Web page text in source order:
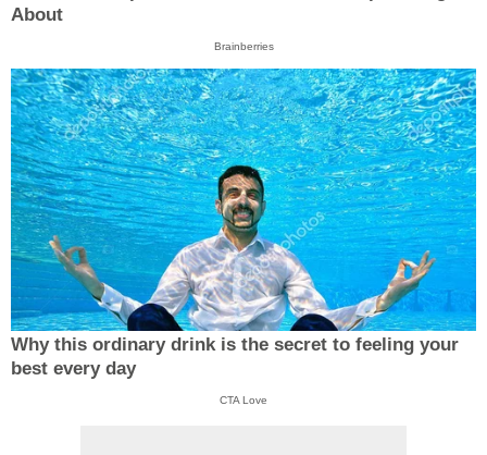
About
Brainberries
Why this ordinary drink is the secret to feeling your
best every day
CTA Love